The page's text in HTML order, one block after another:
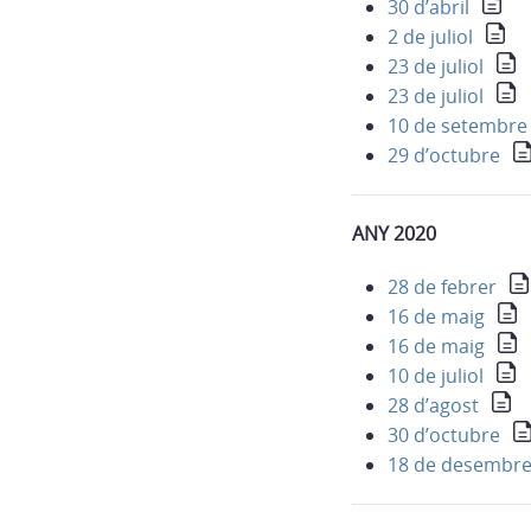
30 d’abril
2 de juliol
23 de juliol
23 de juliol
10 de setembre
29 d’octubre
ANY 2020
28 de febrer
16 de maig
16 de maig
10 de juliol
28 d’agost
30 d’octubre
18 de desembre